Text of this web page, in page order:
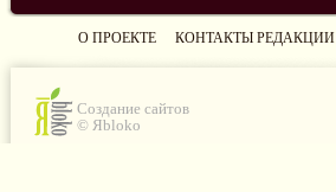
О ПРОЕКТЕ КОНТАКТЫ РЕДАКЦИИ
Создание сайтов
© Яbloko